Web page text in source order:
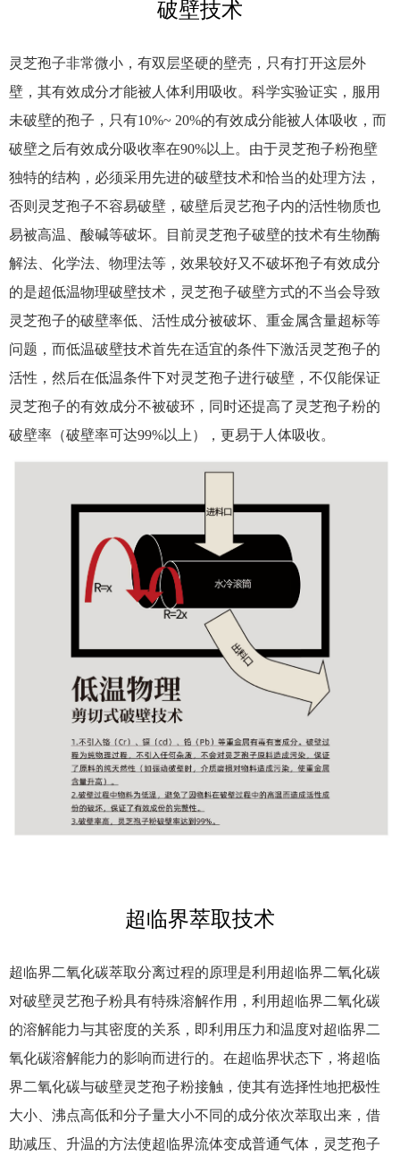
破壁技术
灵芝孢子非常微小，有双层坚硬的壁壳，只有打开这层外
壁，其有效成分才能被人体利用吸收。科学实验证实，服用
未破壁的孢子，只有10%~ 20%的有效成分能被人体吸收，而
破壁之后有效成分吸收率在90%以上。由于灵芝孢子粉孢壁
独特的结构，必须采用先进的破壁技术和恰当的处理方法，
否则灵芝孢子不容易破壁，破壁后灵艺孢子内的活性物质也
易被高温、酸碱等破坏。目前灵芝孢子破壁的技术有生物酶
解法、化学法、物理法等，效果较好又不破坏孢子有效成分
的是超低温物理破壁技术，灵芝孢子破壁方式的不当会导致
灵芝孢子的破壁率低、活性成分被破坏、重金属含量超标等
问题，而低温破壁技术首先在适宜的条件下激活灵芝孢子的
活性，然后在低温条件下对灵芝孢子进行破壁，不仅能保证
灵芝孢子的有效成分不被破环，同时还提高了灵芝孢子粉的
破壁率（破壁率可达99%以上），更易于人体吸收。
超临界萃取技术
超临界二氧化碳萃取分离过程的原理是利用超临界二氧化碳
对破壁灵艺孢子粉具有特殊溶解作用，利用超临界二氧化碳
的溶解能力与其密度的关系，即利用压力和温度对超临界二
氧化碳溶解能力的影响而进行的。在超临界状态下，将超临
界二氧化碳与破壁灵芝孢子粉接触，使其有选择性地把极性
大小、沸点高低和分子量大小不同的成分依次萃取出来，借
助减压、升温的方法使超临界流体变成普通气体，灵芝孢子